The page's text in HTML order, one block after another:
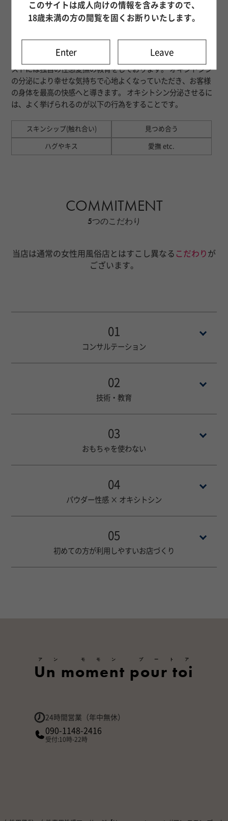
当店ではより多くのオキシトシン分泌が出来るように、セラピ
ストには独自の性感愛撫の教育をしております。 オキシトシン
の分泌により幸せな気持ちで心地よくなっていただき、お客様
の身体を最高の快感へと導きます。 オキシトシン分泌させるに
は、よく挙げられるのが以下の行為をすることです。
スキンシップ(触れ合い) 見つめ合う
ハグやキス 愛撫 etc.
COMMITMENT
5つのこだわり
当店は通常の女性用風俗店とはすこし異なる こだわり が
ございます。
01
コンサルテーション
02
技術・教育
03
おもちゃを使わない
04
パウダー性感 × オキシトシン
05
初めての方が利用しやすいお店づくり
Un moment pour toi
アン モモン プートア
24時間営業（年中無休）
090-1148-2416
受付:10時-22時
このサイトは成人向けの情報を含みますので、
18歳未満の方の閲覧を固くお断りいたします。
Enter Leave